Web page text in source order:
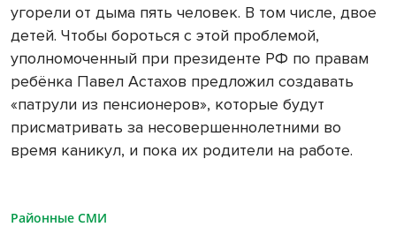
угорели от дыма пять человек. В том числе, двое
детей. Чтобы бороться с этой проблемой,
уполномоченный при президенте РФ по правам
ребёнка Павел Астахов предложил создавать
«патрули из пенсионеров», которые будут
присматривать за несовершеннолетними во
время каникул, и пока их родители на работе.
Районные СМИ